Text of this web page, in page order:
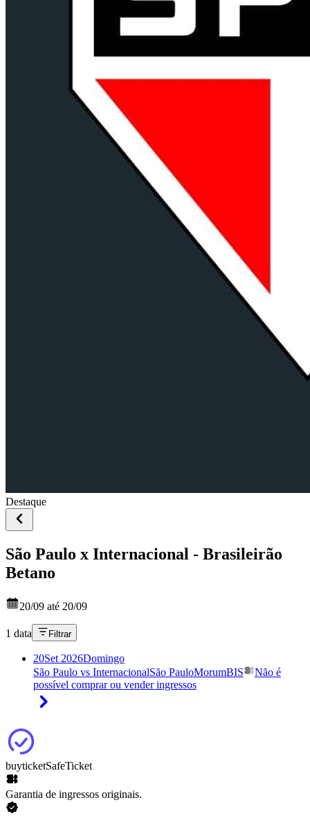
Destaque
São Paulo x Internacional - Brasileirão
Betano
20/09 até 20/09
1 data Filtrar
20Set 2026Domingo
São Paulo vs InternacionalSão PauloMorumBIS
Não é
possível comprar ou vender ingressos
buyticketSafeTicket
Garantia de ingressos originais.